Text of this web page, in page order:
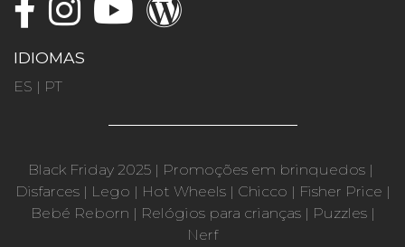
IDIOMAS
ES | PT
Black Friday 2025 | Promoções em brinquedos |
Disfarces| Lego | Hot Wheels| Chicco | Fisher Price |
Bebé Reborn | Relógios para crianças| Puzzles|
Nerf